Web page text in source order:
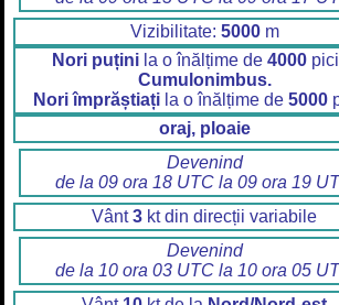
Vizibilitate: 5000m
Nori puținila o înălțime de 4000
Cumulonimbus.
Nori împrăștiați la o înălțime de 5000
oraj, ploaie
Devenind
de la 09 ora 18 UTC la 09 ora 19
Vânt3 kt din direcții variabile
Devenind
de la 10 ora 03 UTC la 10 ora 05